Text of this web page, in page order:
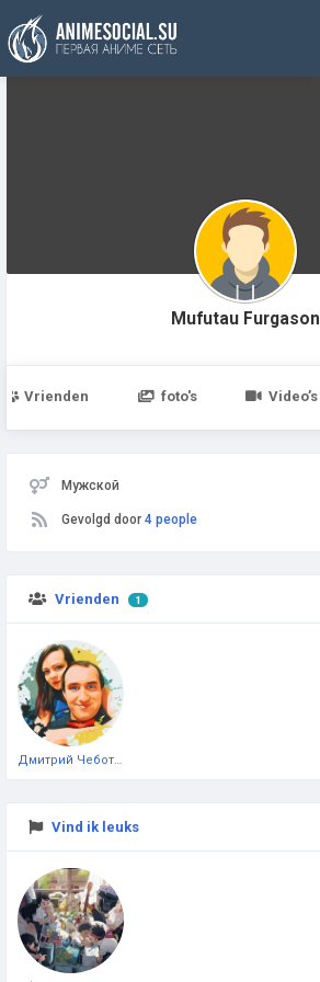
Funding
Mufutau Furgason
Vrienden foto's Video’s
Мужской
Gevolgd door 4 people
Vrienden 1
Vind ik leuks